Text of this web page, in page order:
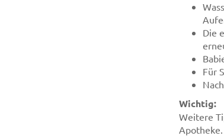
Die
Für
Wichtig:
Weitere
Apotheke.